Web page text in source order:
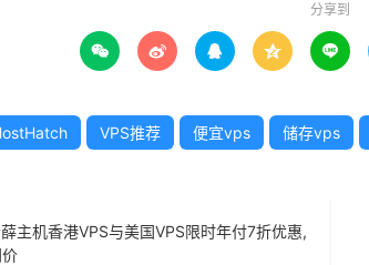
分享到
    
VPS推荐 便宜vps 储存vps
主机香港VPS与美国VPS限时年付7折优惠,